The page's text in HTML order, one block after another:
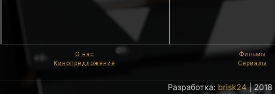
О нас
Кинопредложение
Фильмы
Сериалы
Разработка: brisk24| 2018